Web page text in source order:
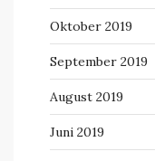
Oktober 2019
September 2019
August 2019
Juni 2019